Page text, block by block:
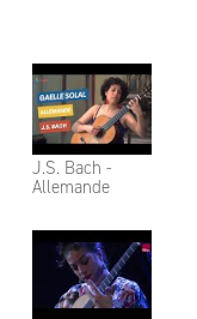
J.S. Bach -
Allemande